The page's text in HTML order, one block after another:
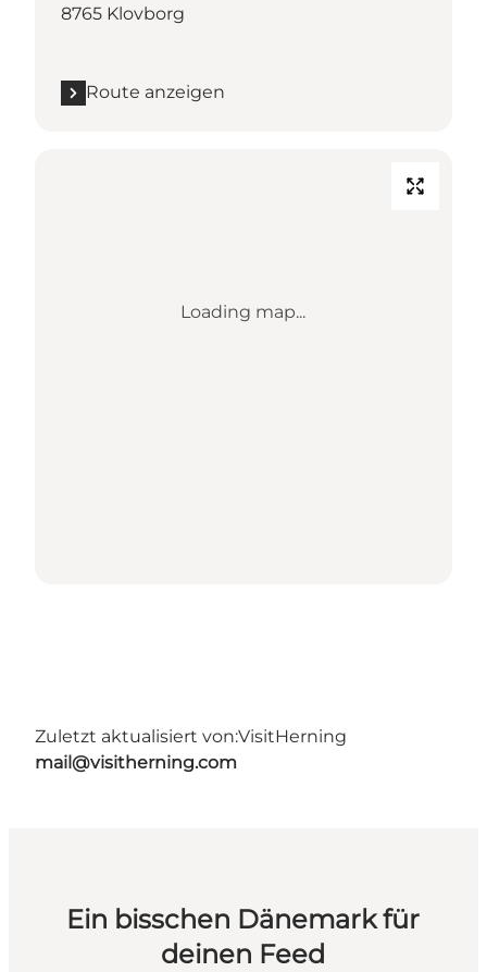
8765 Klovborg
Route anzeigen
Loading map...
Zuletzt aktualisiert von:VisitHerning
mail@visitherning.com
Ein bisschen Dänemark für
deinen Feed